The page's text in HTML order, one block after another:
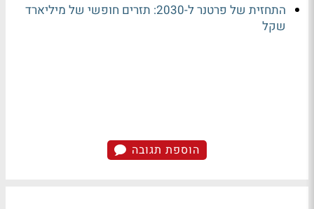
התחזית של פרטנר ל-2030: תזרים חופשי של מיליארד
שקל
הוספת תגובה